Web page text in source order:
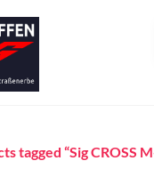
tagged “Sig CROSS